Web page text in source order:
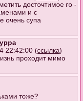
досточтимое го -
и с
очень супа
22:42:00 (ссылка)
проходит мимо
тоже?